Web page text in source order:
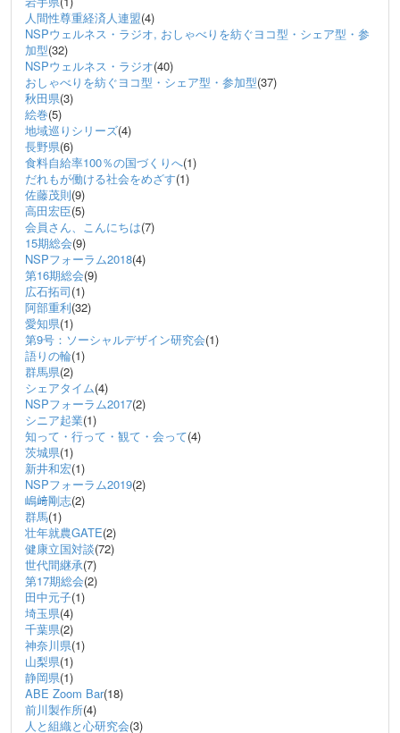
人間性尊重経済人連盟(4)
NSPウェルネス・ラジオ, おしゃべりを紡ぐヨコ型・シェア型・参
加型(32)
NSPウェルネス・ラジオ(40)
おしゃべりを紡ぐヨコ型・シェア型・参加型(37)
秋田県(3)
絵巻(5)
地域巡りシリーズ(4)
長野県(6)
食料自給率100％の国づくりへ(1)
だれもが働ける社会をめざす(1)
佐藤茂則(9)
高田宏臣(5)
会員さん、こんにちは(7)
15期総会(9)
NSPフォーラム2018(4)
第16期総会(9)
広石拓司(1)
阿部重利(32)
愛知県(1)
第9号：ソーシャルデザイン研究会(1)
語りの輪(1)
群馬県(2)
シェアタイム(4)
NSPフォーラム2017(2)
シニア起業(1)
知って・行って・観て・会って(4)
茨城県(1)
新井和宏(1)
NSPフォーラム2019(2)
嶋﨑剛志(2)
群馬(1)
壮年就農GATE(2)
健康立国対談(72)
世代間継承(7)
第17期総会(2)
田中元子(1)
埼玉県(4)
千葉県(2)
神奈川県(1)
山梨県(1)
静岡県(1)
ABE Zoom Bar(18)
前川製作所(4)
人と組織と心研究会(3)